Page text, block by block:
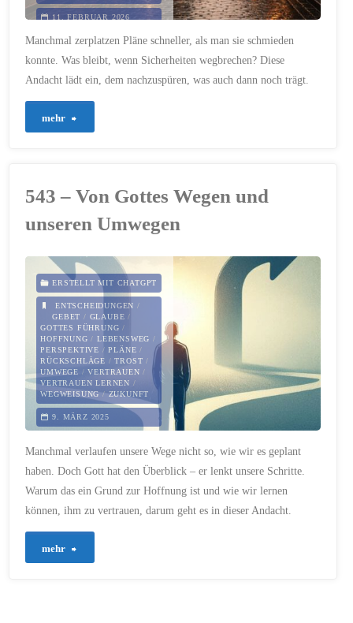
11. FEBRUAR 2026
Manchmal zerplatzen Pläne schneller, als man sie schmieden
konnte. Was bleibt, wenn Sicherheiten wegbrechen? Diese
Andacht lädt ein, dem nachzuspüren, was auch dann noch trägt.
mehr
auflösen
–
und
trotzdem
etwas
trägt"
543 – Von Gottes Wegen und
unseren Umwegen
ERSTELLT MIT CHATGPT
ENTSCHEIDUNGEN /
GEBET / GLAUBE /
GOTTES FÜHRUNG /
HOFFNUNG / LEBENSWEG /
PERSPEKTIVE /PLÄNE /
RÜCKSCHLÄGE /TROST /
UMWEGE /VERTRAUEN /
VERTRAUEN LERNEN /
WEGWEISUNG/ZUKUNFT
9. MÄRZ 2025
Manchmal verlaufen unsere Wege nicht so, wie wir es geplant
haben. Doch Gott hat den Überblick – er lenkt unsere Schritte.
Warum das ein Grund zur Hoffnung ist und wie wir lernen
können, ihm zu vertrauen, darum geht es in dieser Andacht.
mehr